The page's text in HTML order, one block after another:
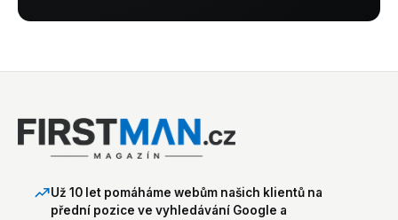
Už 10 let pomáháme webům našich klientů na
přední pozice ve vyhledávání Google a